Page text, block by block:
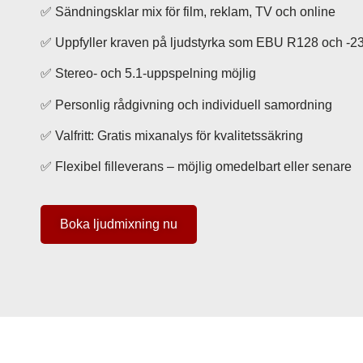
✅ Sändningsklar mix för film, reklam, TV och online
✅ Uppfyller kraven på ljudstyrka som EBU R128 och -
✅ Stereo- och 5.1-uppspelning möjlig
✅ Personlig rådgivning och individuell samordning
✅ Valfritt: Gratis mixanalys för kvalitetssäkring
✅ Flexibel filleverans – möjlig omedelbart eller senare
Boka ljudmixning nu